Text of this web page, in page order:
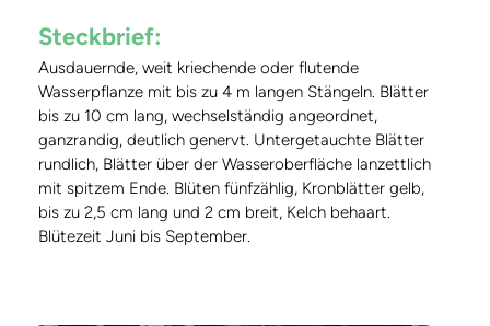
Steckbrief:
Ausdauernde, weit kriechende oder flutende
Wasserpflanze mit bis zu 4 m langen Stängeln. Blätter
bis zu 10 cm lang, wechselständig angeordnet,
ganzrandig, deutlich genervt. Untergetauchte Blätter
rundlich, Blätter über der Wasseroberfläche lanzettlich
mit spitzem Ende. Blüten fünfzählig, Kronblätter gelb,
bis zu 2,5 cm lang und 2 cm breit, Kelch behaart.
Blütezeit Juni bis September.